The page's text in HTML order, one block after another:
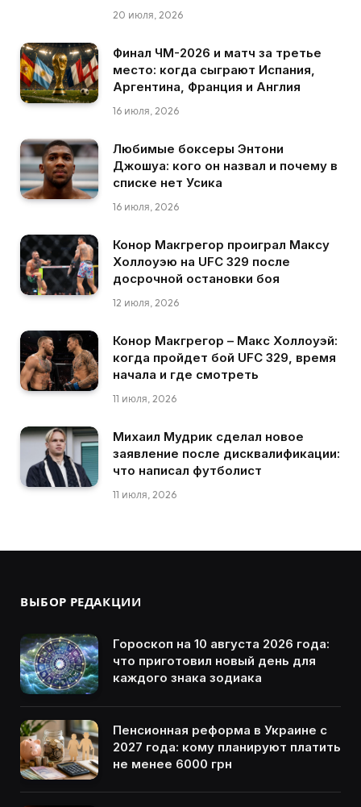
20 июля, 2026
Финал ЧМ-2026 и матч за третье
место: когда сыграют Испания,
Аргентина, Франция и Англия
16 июля, 2026
Любимые боксеры Энтони
Джошуа: кого он назвал и почему в
списке нет Усика
16 июля, 2026
Конор Макгрегор проиграл Максу
Холлоуэю на UFC 329 после
досрочной остановки боя
12 июля, 2026
Конор Макгрегор – Макс Холлоуэй:
когда пройдет бой UFC 329, время
начала и где смотреть
11 июля, 2026
Михаил Мудрик сделал новое
заявление после дисквалификации:
что написал футболист
11 июля, 2026
ВЫБОР РЕДАКЦИИ
Гороскоп на 10 августа 2026 года:
что приготовил новый день для
каждого знака зодиака
Пенсионная реформа в Украине с
2027 года: кому планируют платить
не менее 6000 грн